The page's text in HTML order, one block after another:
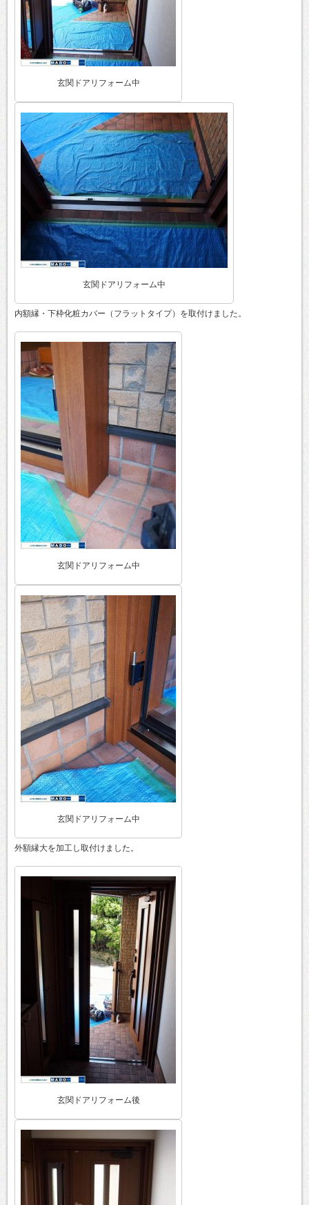
玄関ドアリフォーム中
玄関ドアリフォーム中
内額縁・下枠化粧カバー（フラットタイプ）を取付けました。
玄関ドアリフォーム中
玄関ドアリフォーム中
外額縁大を加工し取付けました。
玄関ドアリフォーム後